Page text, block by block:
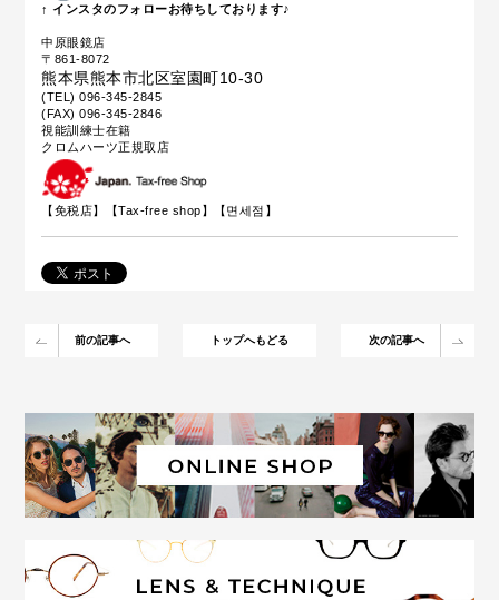
↑ インスタのフォローお待ちしております♪
中原眼鏡店
〒861-8072
熊本県熊本市北区室園町10-30
(TEL) 096-345-2845
(FAX) 096-345-2846
視能訓練士在籍
クロムハーツ正規取店
【免税店】【Tax-free shop】【면세점】
前の記事へ トップへもどる 次の記事へ